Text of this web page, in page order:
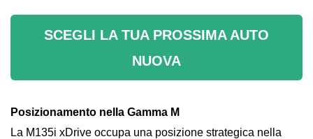
SCEGLI LA TUA PROSSIMA AUTO
NUOVA
Posizionamento nella Gamma M
La M135i xDrive occupa una posizione strategica nella